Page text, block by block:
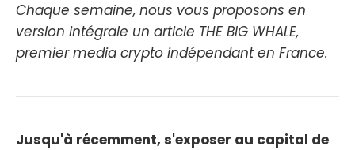
Chaque semaine, nous vous proposons en
version intégrale un article THE BIG WHALE,
premier media crypto indépendant en France.
Jusqu'à récemment, s'exposer au capital de